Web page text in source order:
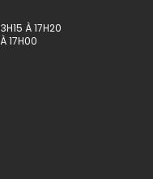
À 17H20
17H00